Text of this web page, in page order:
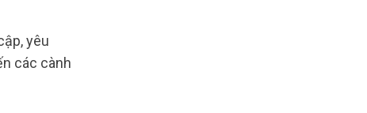
yêu
các cành